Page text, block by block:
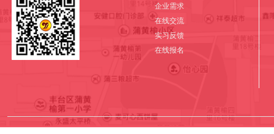
企业需求
在线交流
实习反馈
在线报名